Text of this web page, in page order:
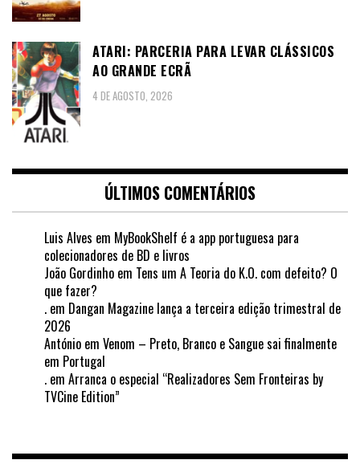
ATARI: PARCERIA PARA LEVAR CLÁSSICOS
AO GRANDE ECRÃ
4 DE AGOSTO, 2026
ÚLTIMOS COMENTÁRIOS
Luis Alves em MyBookShelf é a app portuguesa para
colecionadores de BD e livros
João Gordinho em Tens um A Teoria do K.O. com defeito? O
que fazer?
. em Dangan Magazine lança a terceira edição trimestral de
2026
António em Venom – Preto, Branco e Sangue sai finalmente
em Portugal
. em Arranca o especial “Realizadores Sem Fronteiras by
TVCine Edition”